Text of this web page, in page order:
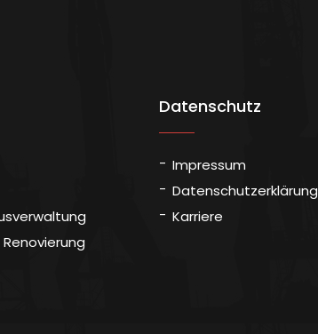
Datenschutz
Impressum
Datenschutzerklärung
Karriere